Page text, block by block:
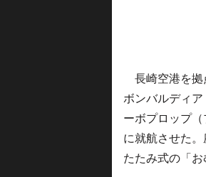
長崎空港を拠
ボンバルディ
ーボプロップ
に就航させた
たたみ式の「